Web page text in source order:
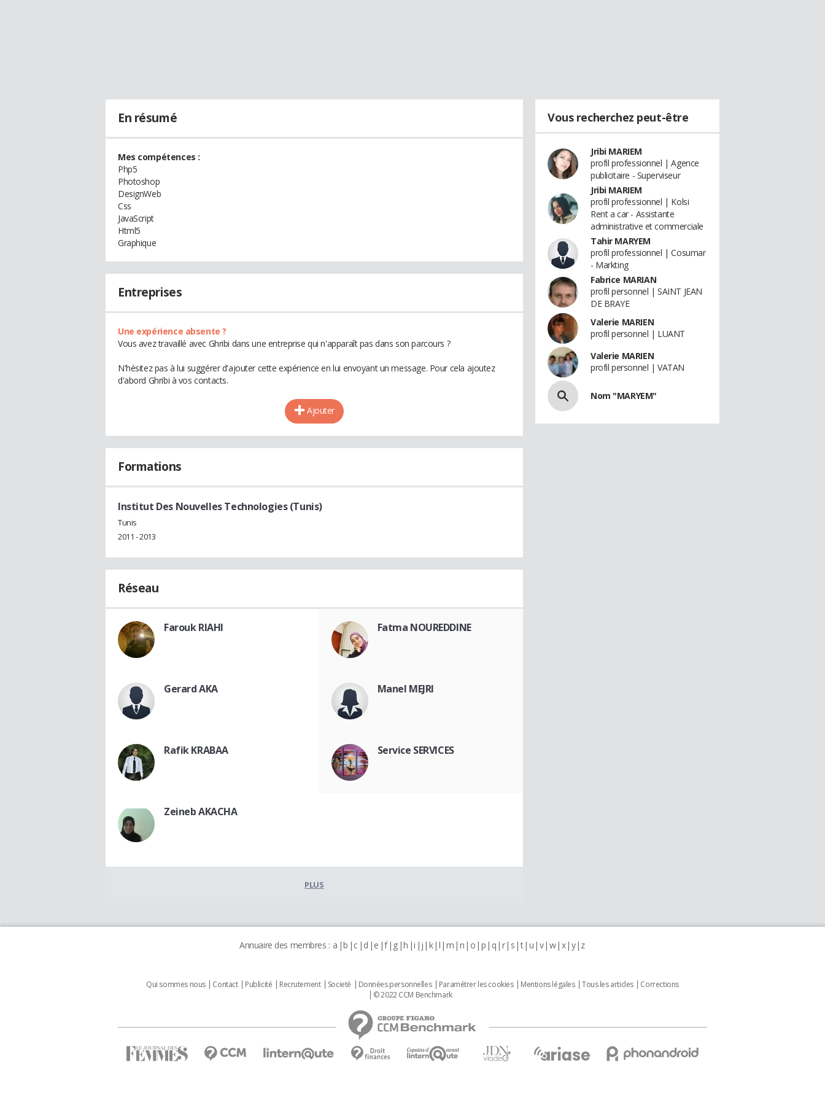
En résumé
Mes compétences :
Php5
Photoshop
DesignWeb
Css
JavaScript
Html5
Graphique
Entreprises
Une expérience absente ?
Vous avez travaillé avec Ghribi dans une entreprise qui n'apparaît pas dans son parcours ?
N'hésitez pas à lui suggérer d'ajouter cette expérience en lui envoyant un message. Pour cela ajoutez
d'abord Ghribi à vos contacts.
Ajouter
Formations
Institut Des Nouvelles Technologies (Tunis)
Tunis
2011 - 2013
Réseau
Farouk RIAHI Fatma NOUREDDINE
Gerard AKA Manel MEJRI
Rafik KRABAA Service SERVICES
Zeineb AKACHA
PLUS
Vous recherchez peut-être
Jribi MARIEM
profil professionnel | Agence
publicitaire - Superviseur
Jribi MARIEM
profil professionnel | Kolsi
Rent a car - Assistante
administrative et commerciale
Tahir MARYEM
profil professionnel | Cosumar
- Markting
Fabrice MARIAN
profil personnel | SAINT JEAN
DE BRAYE
Valerie MARIEN
profil personnel | LUANT
Valerie MARIEN
profil personnel | VATAN
Nom "MARYEM"
Annuaire des membres : a b c d e f g h i j k l m n o p q r s t u v w x y z
Qui sommes nous Contact Publicité Recrutement Societé Données personnelles Paramétrer les cookies Mentions légales Tous les articles
Corrections
© 2022 CCM Benchmark